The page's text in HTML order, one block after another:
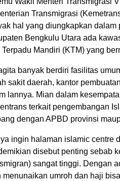
Transmigrasi
hal yang diungkapkan dalam
Bengkulu Utara ada
Terpadu Mandiri (KTM) yang
banyak berdiri fasilitas
sakit daerah, kantor
lannya. Mian dalam
terkait pengembangan
dengan APBD provinsi
ingin halaman islamic centre
disebut penting sebab
sangat tinggi. Dengan
menunaikan umroh dan haji